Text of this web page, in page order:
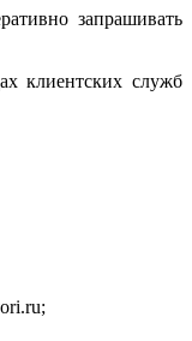
запрашивать
клиентских служб